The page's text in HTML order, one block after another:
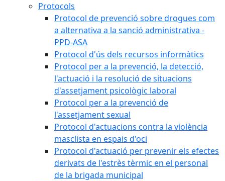
Protocols
Protocol de prevenció sobre drogues com
a alternativa a la sanció administrativa -
PPD-ASA
Protocol d'ús dels recursos informàtics
Protocol per a la prevenció, la detecció,
l'actuació i la resolució de situacions
d'assetjament psicològic laboral
Protocol per a la prevenció de
l'assetjament sexual
Protocol d'actuacions contra la violència
masclista en espais d'oci
Protocol d'actuació per prevenir els efectes
derivats de l'estrès tèrmic en el personal
de la brigada municipal